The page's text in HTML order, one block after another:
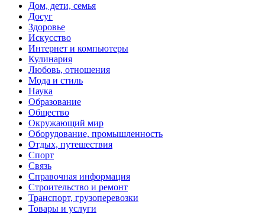
Дом, дети, семья
Досуг
Здоровье
Искусство
Интернет и компьютеры
Кулинария
Любовь, отношения
Мода и стиль
Наука
Образование
Общество
Окружающий мир
Оборудование, промышленность
Отдых, путешествия
Спорт
Связь
Справочная информация
Строительство и ремонт
Транспорт, грузоперевозки
Товары и услуги